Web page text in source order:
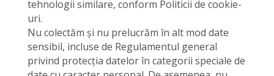
tehnologii similare, conform Politicii de cookie-
uri.
Nu colectăm și nu prelucrăm în alt mod date
sensibil, incluse de Regulamentul general
privind protecția datelor în categorii speciale de